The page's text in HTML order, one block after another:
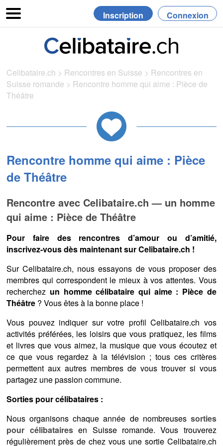
Inscription Connexion
Celibataire.ch > Rencontres en Suisse > Rencontres en
Suisse romande > Rencontre homme qui aime : Pièce de
Théâtre
Rencontre homme qui aime : Pièce
de Théâtre
Rencontre avec Celibataire.ch — un homme
qui aime : Pièce de Théâtre
Pour faire des rencontres d’amour ou d’amitié,
inscrivez-vous dès maintenant sur Celibataire.ch !
Sur Celibataire.ch, nous essayons de vous proposer des
membres qui correspondent le mieux à vos attentes. Vous
recherchez un homme célibataire qui aime : Pièce de
Théâtre ? Vous êtes à la bonne place !
Vous pouvez indiquer sur votre profil Celibataire.ch vos
activités préférées, les loisirs que vous pratiquez, les films
et livres que vous aimez, la musique que vous écoutez et
ce que vous regardez à la télévision ; tous ces critères
permettent aux autres membres de vous trouver si vous
partagez une passion commune.
Sorties pour célibataires :
Nous organisons chaque année de nombreuses sorties
pour célibatairesen Suisse romande. Vous trouverez
régulièrement près de chez vous une sortie Celibataire.ch